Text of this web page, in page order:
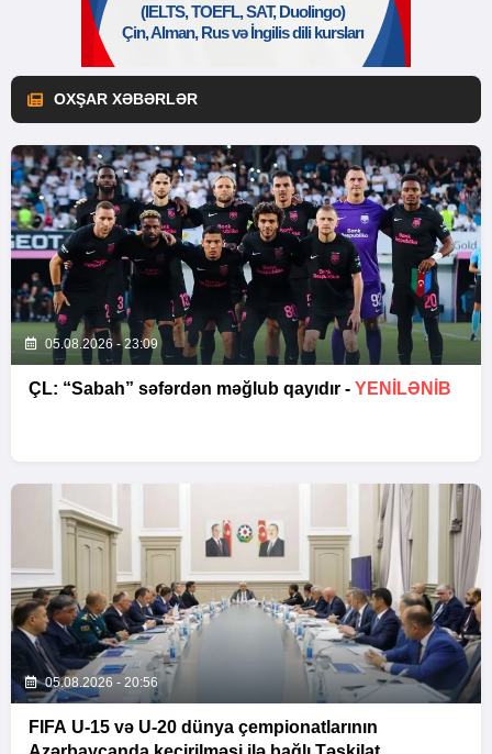
OXŞAR XƏBƏRLƏR
05.08.2026 - 23:09
ÇL: “Sabah” səfərdən məğlub qayıdır - YENİLƏNİB
05.08.2026 - 20:56
FIFA U-15 və U-20 dünya çempionatlarının